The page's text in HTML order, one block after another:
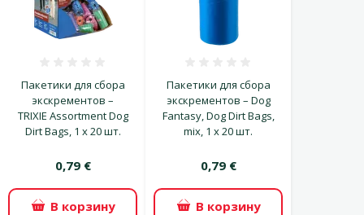
Пакетики для сбора
экскрементов –
TRIXIE Assortment Dog
Dirt Bags, 1 x 20 шт.
0,79 €
В корзину
Пакетики для сбора
экскрементов – Dog
Fantasy, Dog Dirt Bags,
mix, 1 x 20 шт.
0,79 €
В корзину